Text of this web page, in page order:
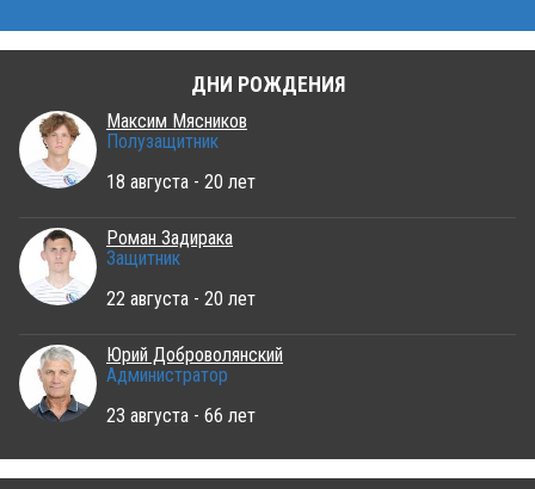
ДНИ РОЖДЕНИЯ
Максим Мясников
Полузащитник
18 августа - 20 лет
Роман Задирака
Защитник
22 августа - 20 лет
Юрий Доброволянский
Администратор
23 августа - 66 лет